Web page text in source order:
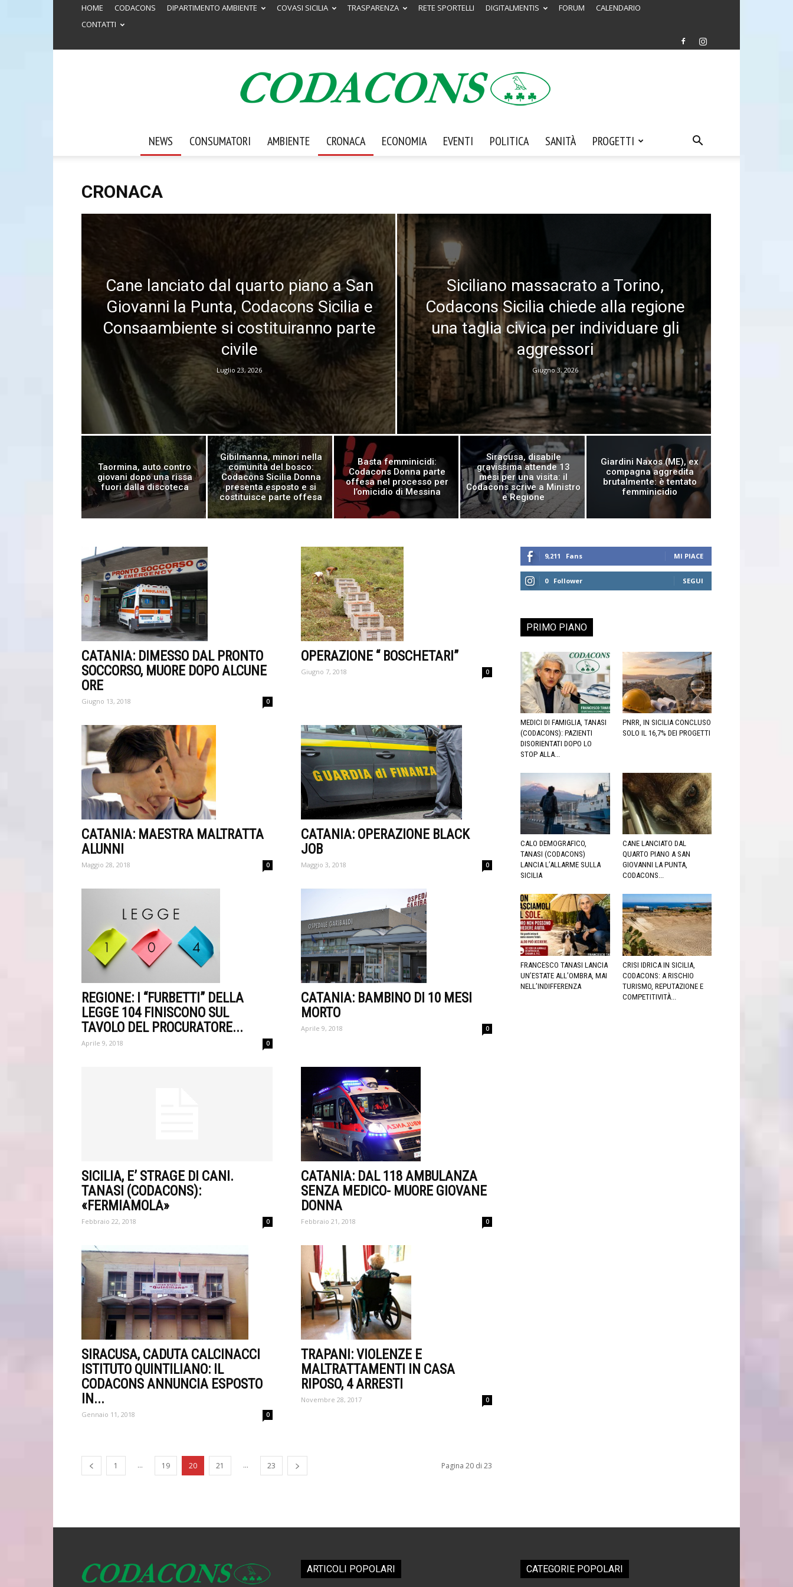
HOME CODACONS DIPARTIMENTO AMBIENTE COVASI SICILIA TRASPARENZA RETE SPORTELLI DIGITALMENTIS FORUM
CALENDARIO
CONTATTI
Codacons
Sicilia
NEWS CONSUMATORI AMBIENTE CRONACA ECONOMIA EVENTI POLITICA SANITÀ PROGETTI
CRONACA
Cane lanciato dal quarto piano a San
Giovanni la Punta, Codacons Sicilia e
Consaambiente si costituiranno parte
civile
Luglio 23, 2026
Siciliano massacrato a Torino,
Codacons Sicilia chiede alla regione
una taglia civica per individuare gli
aggressori
Giugno 3, 2026
Taormina, auto contro
giovani dopo una rissa
fuori dalla discoteca
Gibilmanna, minori nella
comunità del bosco:
Codacons Sicilia Donna
presenta esposto e si
costituisce parte offesa
Basta femminicidi:
Codacons Donna parte
offesa nel processo per
l’omicidio di Messina
Siracusa, disabile
gravissima attende 13
mesi per una visita: il
Codacons scrive a Ministro
e Regione
Giardini Naxos (ME), ex
compagna aggredita
brutalmente: è tentato
femminicidio
CATANIA: DIMESSO DAL PRONTO
SOCCORSO, MUORE DOPO ALCUNE
ORE
Giugno 13, 2018 0
OPERAZIONE “ BOSCHETARI”
Giugno 7, 2018 0
CATANIA: MAESTRA MALTRATTA
ALUNNI
Maggio 28, 2018 0
CATANIA: OPERAZIONE BLACK
JOB
Maggio 3, 2018 0
REGIONE: I “FURBETTI” DELLA
LEGGE 104 FINISCONO SUL
TAVOLO DEL PROCURATORE...
Aprile 9, 2018 0
CATANIA: BAMBINO DI 10 MESI
MORTO
Aprile 9, 2018 0
SICILIA, E’ STRAGE DI CANI.
TANASI (CODACONS):
«FERMIAMOLA»
Febbraio 22, 2018 0
CATANIA: DAL 118 AMBULANZA
SENZA MEDICO- MUORE GIOVANE
DONNA
Febbraio 21, 2018 0
SIRACUSA, CADUTA CALCINACCI
ISTITUTO QUINTILIANO: IL
CODACONS ANNUNCIA ESPOSTO
IN...
Gennaio 11, 2018 0
TRAPANI: VIOLENZE E
MALTRATTAMENTI IN CASA
RIPOSO, 4 ARRESTI
Novembre 28, 2017 0
1 ... 19 20 21 ... 23 Pagina 20 di 23
9,211 Fans MI PIACE
0 Follower SEGUI
PRIMO PIANO
MEDICI DI FAMIGLIA, TANASI
(CODACONS): PAZIENTI
DISORIENTATI DOPO LO
STOP ALLA...
PNRR, IN SICILIA CONCLUSO
SOLO IL 16,7% DEI PROGETTI
CALO DEMOGRAFICO,
TANASI (CODACONS)
LANCIA L’ALLARME SULLA
SICILIA
CANE LANCIATO DAL
QUARTO PIANO A SAN
GIOVANNI LA PUNTA,
CODACONS...
FRANCESCO TANASI LANCIA
UN’ESTATE ALL’OMBRA, MAI
NELL’INDIFFERENZA
CRISI IDRICA IN SICILIA,
CODACONS: A RISCHIO
TURISMO, REPUTAZIONE E
COMPETITIVITÀ...
ARTICOLI POPOLARI CATEGORIE POPOLARI